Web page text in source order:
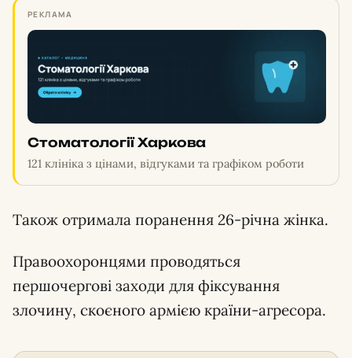
РЕКЛАМА
Стоматології Харкова
121 клініка з цінами, відгуками та графіком роботи
Також отримала поранення 26-річна жінка.
Правоохоронцями проводяться
першочергові заходи для фіксування
злочину, скоєного армією країни-агресора.